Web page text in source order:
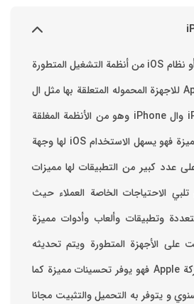
يعتبر نظام ال iPhone أو نظام iOS من أنظمة التشغيل المتطورة
التي سوقتها شركة Apple للاجهزة المحموله المتعلقة بها مثل ال
iPad وال iPod Touch وال iPhone وهو من الأنظمة المغلقة
التي تتميز بسمعتها المميزة فهو يسهل الاستخدام ‏iOS لها وجهة
عدد كبير من التطبيقات لها مميزات
الاحتياجات الخاصة العملاء حيث
وتطبيقات وألعاب وأدوات مميزة
على الأجهزة المتطورة ويتم تحديثه
بطريقة منتظمة من شركة Apple فهو يوفر تحسينات مميزة كما
و يتوفر به التحميل والتثبيت مجانا